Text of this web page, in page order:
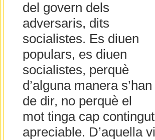
del govern dels
adversaris, dits
socialistes. Es diuen
populars, es diuen
socialistes, perquè
d’alguna manera s’han
de dir, no perquè el
mot tinga cap contingut
apreciable. D’aquella